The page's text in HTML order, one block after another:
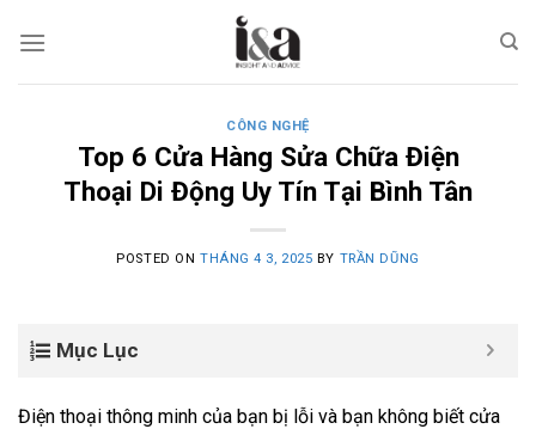
CÔNG NGHỆ
Top 6 Cửa Hàng Sửa Chữa Điện
Thoại Di Động Uy Tín Tại Bình Tân
POSTED ON THÁNG 4 3, 2025 BY TRẦN DŨNG
Mục Lục
Điện thoại thông minh của bạn bị lỗi và bạn không biết cửa